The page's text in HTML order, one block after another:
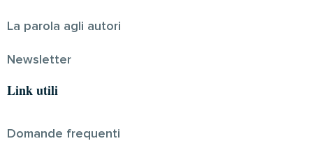
La parola agli autori
Newsletter
Link utili
Domande frequenti